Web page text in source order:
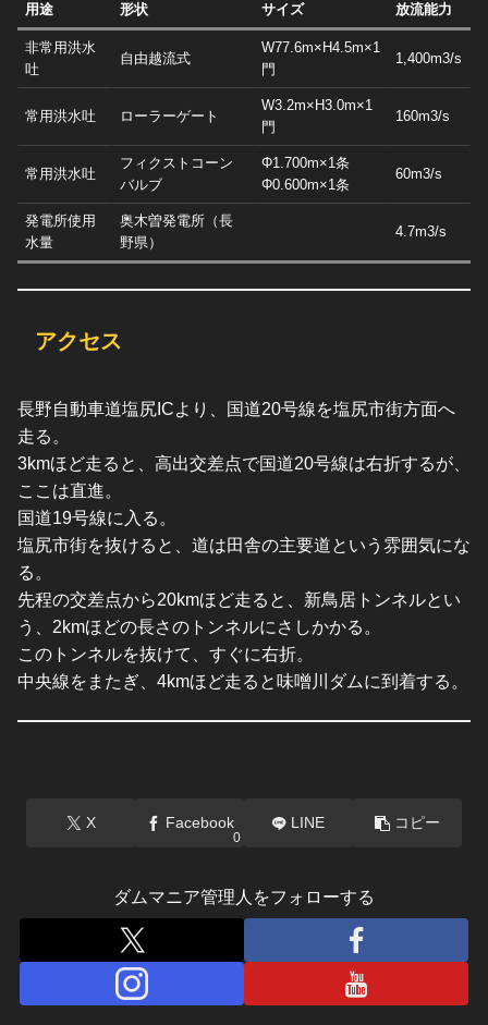
用途 形状 サイズ 放流能力
非常用洪水
吐
自由越流式
W77.6m×H4.5m×1
門
1,400m3/s
常用洪水吐 ローラーゲート
W3.2m×H3.0m×1
門
160m3/s
常用洪水吐
フィクストコーン
バルブ
Φ1.700m×1条
Φ0.600m×1条
60m3/s
発電所使用
水量
奥木曽発電所（長
野県）
4.7m3/s
アクセス
長野自動車道塩尻ICより、国道20号線を塩尻市街方面へ
走る。
3kmほど走ると、高出交差点で国道20号線は右折するが、
ここは直進。
国道19号線に入る。
塩尻市街を抜けると、道は田舎の主要道という雰囲気にな
る。
先程の交差点から20kmほど走ると、新鳥居トンネルとい
う、2kmほどの長さのトンネルにさしかかる。
このトンネルを抜けて、すぐに右折。
中央線をまたぎ、4kmほど走ると味噌川ダムに到着する。
X Facebook
0
LINE コピー
ダムマニア管理人をフォローする